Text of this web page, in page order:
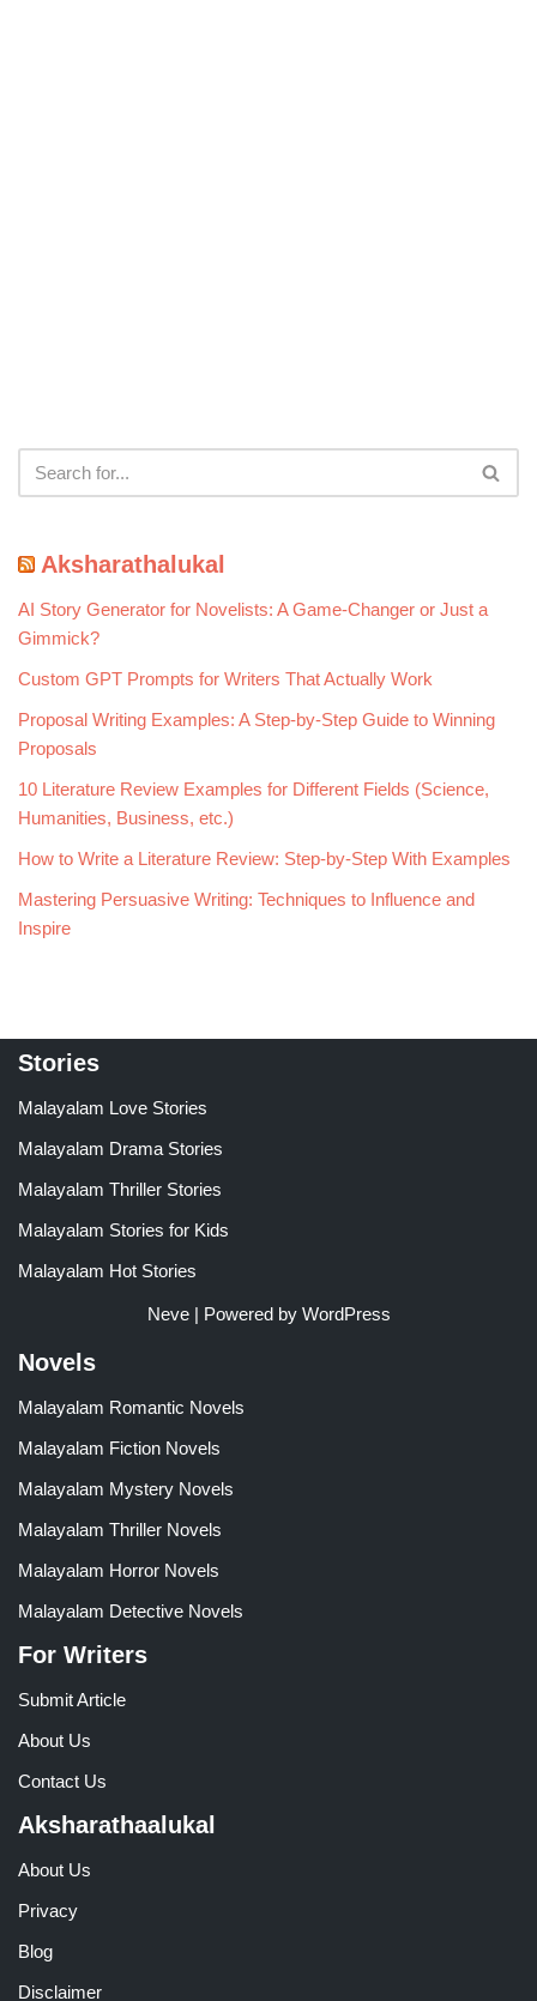
Aksharathalukal
AI Story Generator for Novelists: A Game-Changer or Just a
Gimmick?
Custom GPT Prompts for Writers That Actually Work
Proposal Writing Examples: A Step-by-Step Guide to Winning
Proposals
10 Literature Review Examples for Different Fields (Science,
Humanities, Business, etc.)
How to Write a Literature Review: Step-by-Step With Examples
Mastering Persuasive Writing: Techniques to Influence and
Inspire
Stories
Malayalam Love Stories
Malayalam Drama Stories
Malayalam Thriller Stories
Malayalam Stories for Kids
Malayalam Hot Stories
Neve| Powered by WordPress
Novels
Malayalam Romantic Novels
Malayalam Fiction Novels
Malayalam Mystery Novels
Malayalam Thriller Novels
Malayalam Horror Novels
Malayalam Detective Novels
For Writers
Submit Article
About Us
Contact Us
Aksharathaalukal
About Us
Privacy
Blog
Disclaimer